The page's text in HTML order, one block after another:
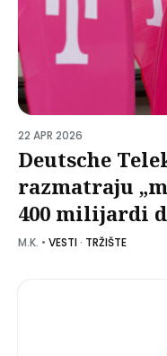
22 APR 2026
Deutsche
razmatraju
400 milijardi
M.K. • VESTI· TRŽIŠTE